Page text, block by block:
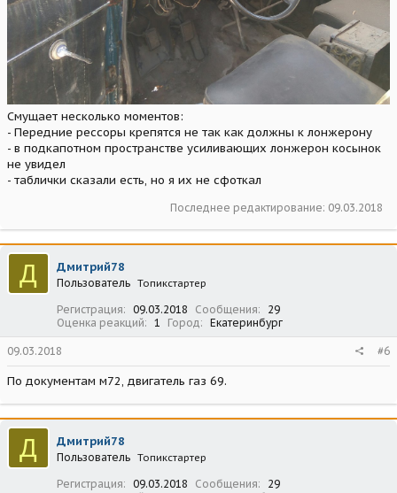
Смущает несколько моментов:
- Передние рессоры крепятся не так как должны к лонжерону
- в подкапотном пространстве усиливающих лонжерон косынок
не увидел
- таблички сказали есть, но я их не сфоткал
Последнее редактирование: 09.03.2018
Д Дмитрий78
Пользователь Топикстартер
Регистрация 09.03.2018 Сообщения
29
Оценка реакций
1 Город Екатеринбург
09.03.2018 #6
По документам м72, двигатель газ 69.
Д Дмитрий78
Пользователь Топикстартер
Регистрация 09.03.2018 Сообщения
29